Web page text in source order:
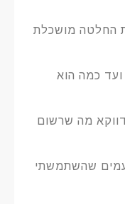
החלטה מושכלת
ועד כמה הוא
מה שרשום
שהשתמשתי